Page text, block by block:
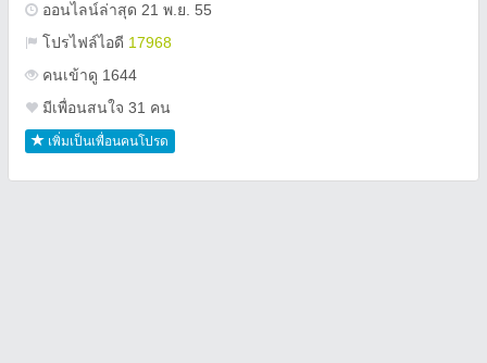
ออนไลน์ล่าสุด 21 พ.ย. 55
โปรไฟล์ไอดี 17968
คนเข้าดู 1644
มีเพื่อนสนใจ 31 คน
เพิ่มเป็นเพื่อนคนโปรด